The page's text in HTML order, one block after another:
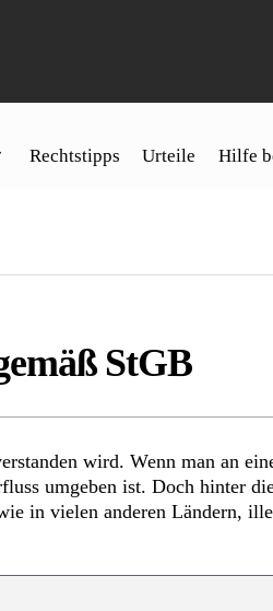
Rechtstipps Urteile Hilfe
StGB
wird. Wenn man an
umgeben ist. Doch hinter
in vielen anderen Ländern,